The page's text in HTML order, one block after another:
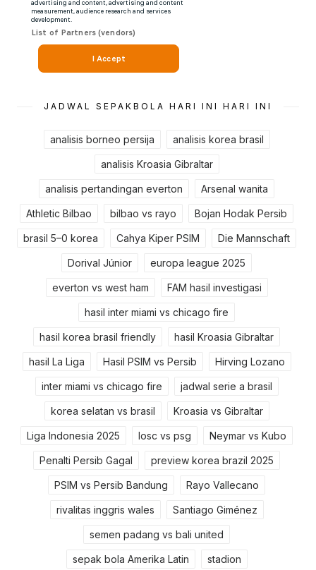
JADWAL SEPAKBOLA HARI INI HARI INI
analisis borneo persija analisis korea brasil
analisis Kroasia Gibraltar
analisis pertandingan everton Arsenal wanita
Athletic Bilbao bilbao vs rayo Bojan Hodak Persib
brasil 5–0 korea Cahya Kiper PSIM Die Mannschaft
Dorival Júnior europa league 2025
everton vs west ham FAM hasil investigasi
hasil inter miami vs chicago fire
hasil korea brasil friendly hasil Kroasia Gibraltar
hasil La Liga Hasil PSIM vs Persib Hirving Lozano
inter miami vs chicago fire jadwal serie a brasil
korea selatan vs brasil Kroasia vs Gibraltar
Liga Indonesia 2025 losc vs psg Neymar vs Kubo
Penalti Persib Gagal preview korea brazil 2025
PSIM vs Persib Bandung Rayo Vallecano
rivalitas inggris wales Santiago Giménez
semen padang vs bali united
sepak bola Amerika Latin stadion